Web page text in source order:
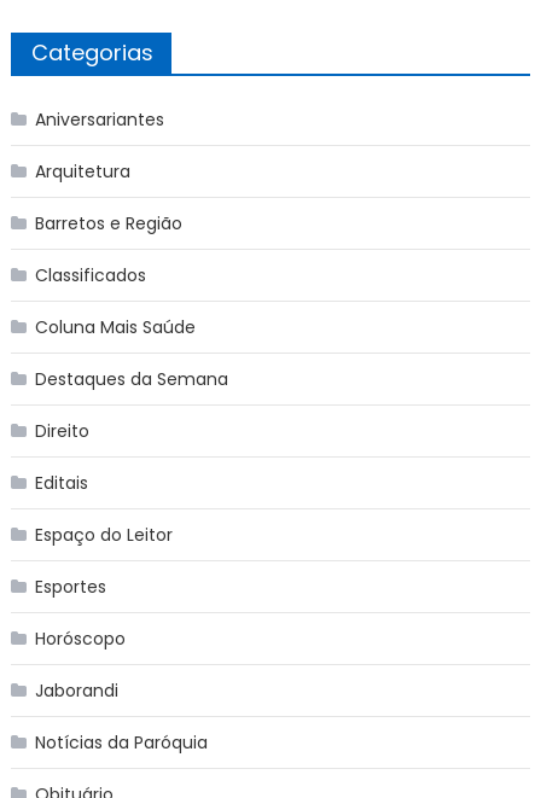
Categorias
Aniversariantes
Arquitetura
Barretos e Região
Classificados
Coluna Mais Saúde
Destaques da Semana
Direito
Editais
Espaço do Leitor
Esportes
Horóscopo
Jaborandi
Notícias da Paróquia